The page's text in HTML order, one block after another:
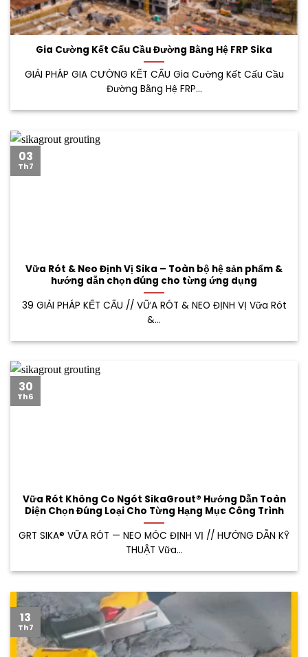
Gia Cường Kết Cấu Cầu Đường Bằng Hệ FRP Sika
GIẢI PHÁP GIA CƯỜNG KẾT CẤU Gia Cường Kết Cấu Cầu
Đường Bằng Hệ FRP...
Vữa Rót & Neo Định Vị Sika – Toàn bộ hệ sản phẩm &
hướng dẫn chọn đúng cho từng ứng dụng
39 GIẢI PHÁP KẾT CẤU // VỮA RÓT & NEO ĐỊNH VỊ Vữa Rót
&...
03
Th7
Vữa Rót Không Co Ngót SikaGrout® Hướng Dẫn Toàn
Diện Chọn Đúng Loại Cho Từng Hạng Mục Công Trình
GRT SIKA® VỮA RÓT — NEO MÓC ĐỊNH VỊ // HƯỚNG DẪN KỸ
THUẬT Vữa...
30
Th6
13
Th7